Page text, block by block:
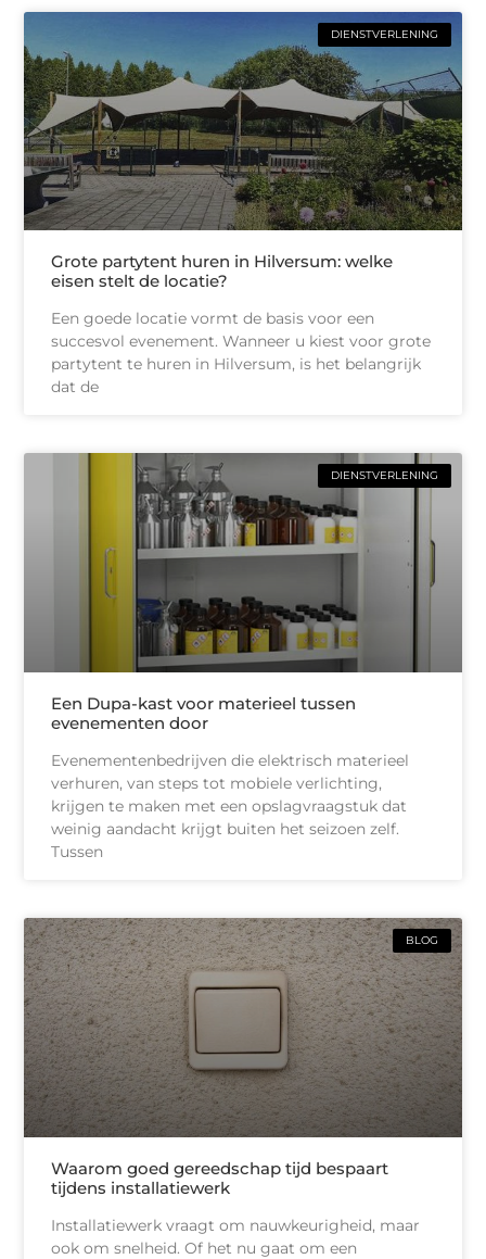
DIENSTVERLENING
Grote partytent huren in Hilversum: welke
eisen stelt de locatie?
Een goede locatie vormt de basis voor een
succesvol evenement. Wanneer u kiest voor grote
partytent te huren in Hilversum, is het belangrijk
dat de
DIENSTVERLENING
Een Dupa-kast voor materieel tussen
evenementen door
Evenementenbedrijven die elektrisch materieel
verhuren, van steps tot mobiele verlichting,
krijgen te maken met een opslagvraagstuk dat
weinig aandacht krijgt buiten het seizoen zelf.
Tussen
BLOG
Waarom goed gereedschap tijd bespaart
tijdens installatiewerk
Installatiewerk vraagt om nauwkeurigheid, maar
ook om snelheid. Of het nu gaat om een